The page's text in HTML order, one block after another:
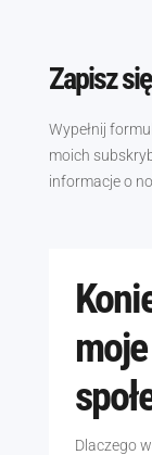
Zapisz
Wypełnij
moich
informacje o
Dlaczego